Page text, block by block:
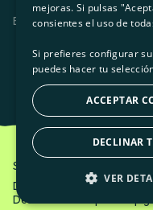
Trabaja con nosotros
ES CAGLEU
Som Energia SCCL - 2026
Diseño creativo de Etéreo
Desarrollo web por Utopig
mejoras. Si pulsas
consientes el uso de
Si prefieres configurar
puedes hacer tu
ACCEPTAR
DECLINAR
VER